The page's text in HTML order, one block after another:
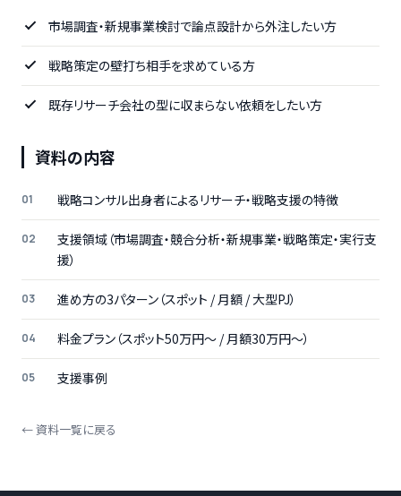
市場調査・新規事業検討で論点設計から外注したい方
戦略策定の壁打ち相手を求めている方
既存リサーチ会社の型に収まらない依頼をしたい方
資料の内容
戦略コンサル出身者によるリサーチ・戦略支援の特徴
支援領域（市場調査・競合分析・新規事業・戦略策定・実行支
援）
進め方の3パターン（スポット / 月額 / 大型PJ）
料金プラン（スポット50万円〜 / 月額30万円〜）
支援事例
← 資料一覧に戻る